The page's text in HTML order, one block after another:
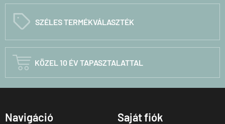
C SZÉLES TERMÉKVÁLASZTÉK
 KÖZEL 10 ÉV TAPASZTALATTAL
Navigáció Saját fiók